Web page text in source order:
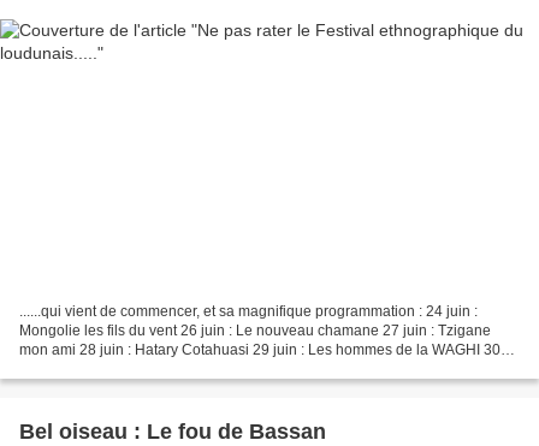
......qui vient de commencer, et sa magnifique programmation : 24 juin :
Mongolie les fils du vent 26 juin : Le nouveau chamane 27 juin : Tzigane
mon ami 28 juin : Hatary Cotahuasi 29 juin : Les hommes de la WAGHI 30
Bel oiseau : Le fou de Bassan